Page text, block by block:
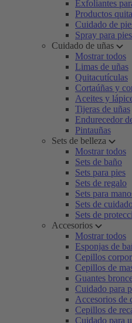
Exfoliantes
Productos
Cuidado de
Spray para pies
Cuidado de uñas
Mostrar todos
Limas de uñas
Quitacutículas
Cortaúñas y
Aceites y
Tijeras de uñas
Endurecedor
Pintauñas
Sets de belleza
Mostrar todos
Sets de baño
Sets para pies
Sets de regalo
Sets para
Sets de
Sets de
Accesorios
Mostrar todos
Esponjas de
Cepillos
Cepillos de
Guantes
Cuidado para
Accesorios de
Cepillos de
Cuidado para